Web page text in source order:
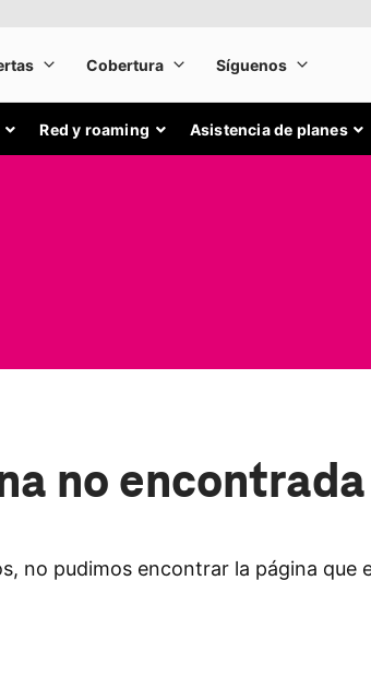
Red y roaming Asistencia de planes